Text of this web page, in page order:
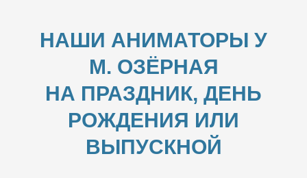
НАШИ АНИМАТОРЫ У
М. ОЗЁРНАЯ
НА ПРАЗДНИК, ДЕНЬ
РОЖДЕНИЯ ИЛИ
ВЫПУСКНОЙ